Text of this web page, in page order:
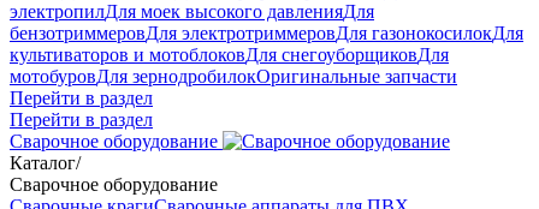
электропилДля моек высокого давленияДля
бензотриммеровДля электротриммеровДля газонокосилокДля
культиваторов и мотоблоковДля снегоуборщиковДля
мотобуровДля зернодробилокОригинальные запчасти
Перейти в раздел
Перейти в раздел
Сварочное оборудование
Каталог/
Сварочное оборудование